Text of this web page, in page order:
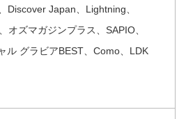
Discover Japan、Lightning、
オズマガジンプラス、SAPIO、
ル グラビアBEST、Como、LDK